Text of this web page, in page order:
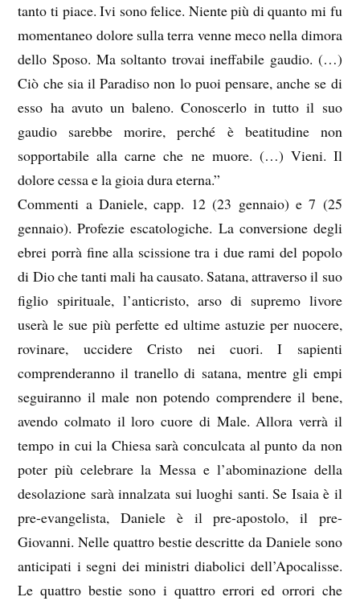
tanto ti piace. Ivi sono felice. Niente più di quanto mi fu
momentaneo dolore sulla terra venne meco nella dimora
dello Sposo. Ma soltanto trovai ineffabile gaudio. (…)
Ciò che sia il Paradiso non lo puoi pensare, anche se di
esso ha avuto un baleno. Conoscerlo in tutto il suo
gaudio sarebbe morire, perché è beatitudine non
sopportabile alla carne che ne muore. (…) Vieni. Il
dolore cessa e la gioia dura eterna.”
Commenti a Daniele, capp. 12 (23 gennaio) e 7 (25
gennaio). Profezie escatologiche. La conversione degli
ebrei porrà fine alla scissione tra i due rami del popolo
di Dio che tanti mali ha causato. Satana, attraverso il suo
figlio spirituale, l’anticristo, arso di supremo livore
userà le sue più perfette ed ultime astuzie per nuocere,
rovinare, uccidere Cristo nei cuori. I sapienti
comprenderanno il tranello di satana, mentre gli empi
seguiranno il male non potendo comprendere il bene,
avendo colmato il loro cuore di Male. Allora verrà il
tempo in cui la Chiesa sarà conculcata al punto da non
poter più celebrare la Messa e l’abominazione della
desolazione sarà innalzata sui luoghi santi. Se Isaia è il
pre-evangelista, Daniele è il pre-apostolo, il pre-
Giovanni. Nelle quattro bestie descritte da Daniele sono
anticipati i segni dei ministri diabolici dell’Apocalisse.
Le quattro bestie sono i quattro errori ed orrori che